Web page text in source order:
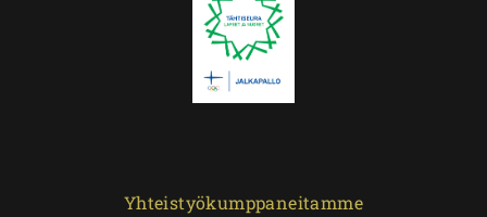
Yhteistyökumppaneitamme